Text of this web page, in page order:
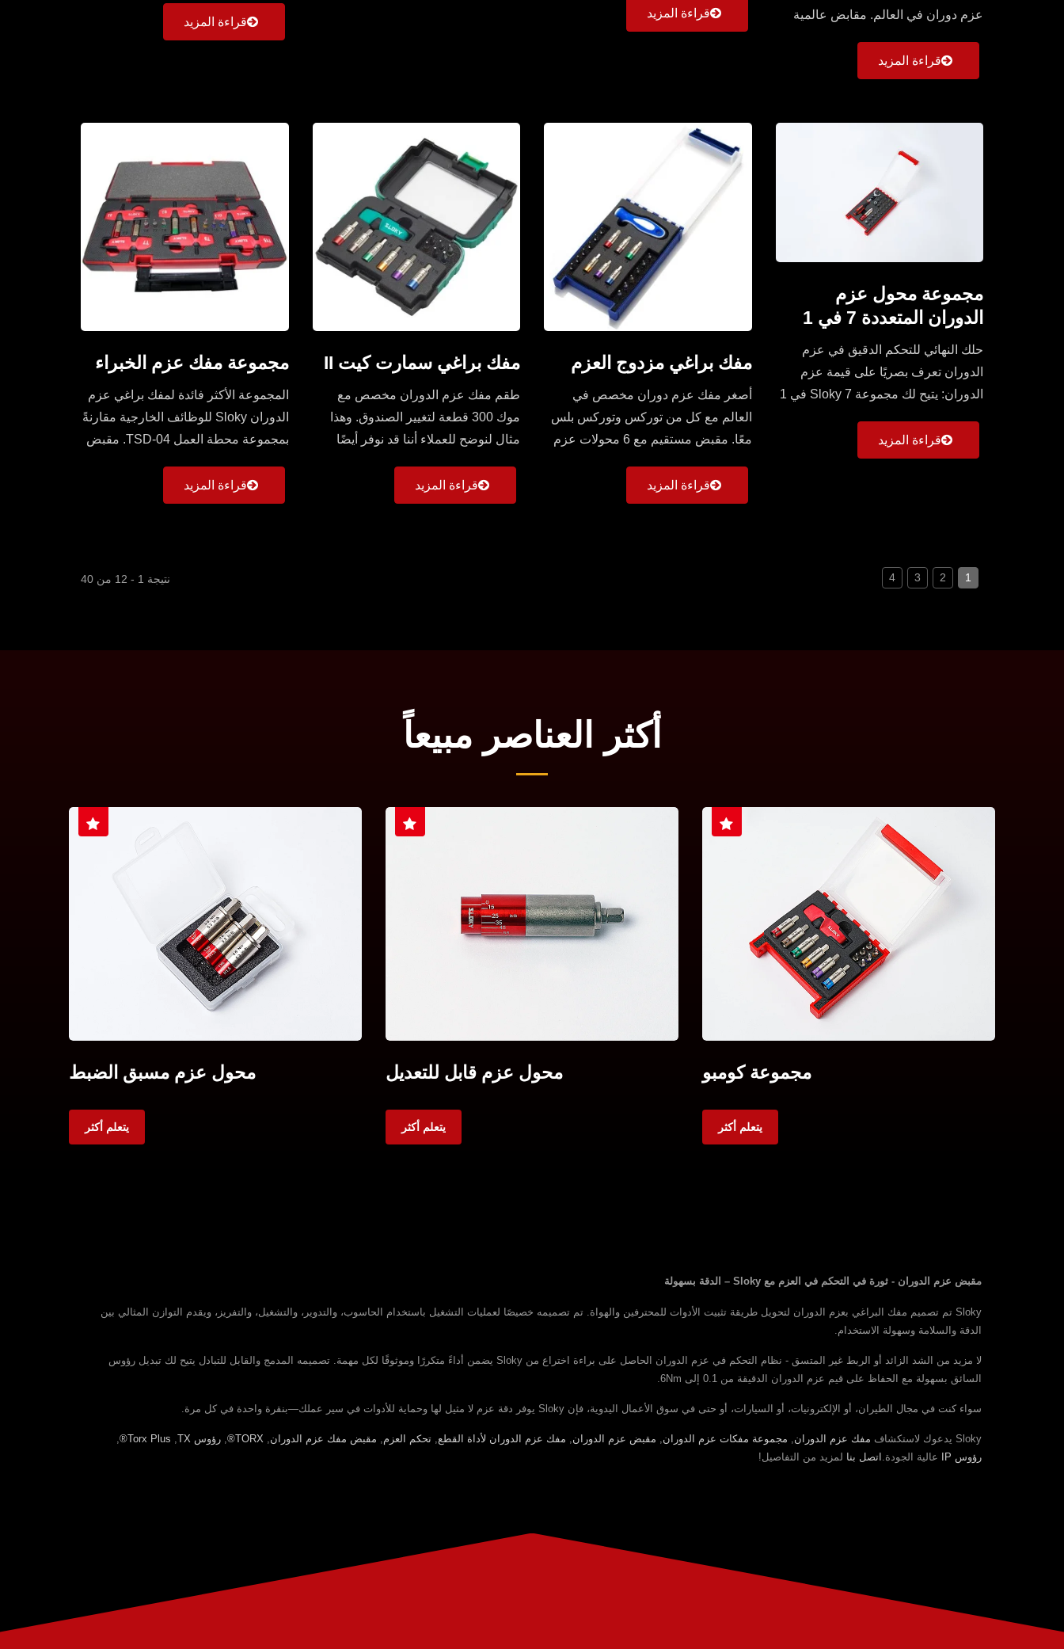
عزم دوران في العالم. مقابض عالمية
قراءة المزيد
قراءة المزيد
قراءة المزيد
مجموعة محول عزم
الدوران المتعددة 7 في 1
حلك النهائي للتحكم الدقيق في عزم
الدوران تعرف بصريًا على قيمة عزم
الدوران: يتيح لك مجموعة Sloky 7 في 1
قراءة المزيد
مفك براغي مزدوج العزم
أصغر مفك عزم دوران مخصص في
العالم مع كل من توركس وتوركس بلس
معًا. مقبض مستقيم مع 6 محولات عزم
قراءة المزيد
مفك براغي سمارت كيت II
طقم مفك عزم الدوران مخصص مع
موك 300 قطعة لتغيير الصندوق. وهذا
مثال لنوضح للعملاء أننا قد نوفر أيضًا
قراءة المزيد
مجموعة مفك عزم الخبراء
المجموعة الأكثر فائدة لمفك براغي عزم
الدوران Sloky للوظائف الخارجية مقارنةً
بمجموعة محطة العمل TSD-04. مقبض
قراءة المزيد
نتيجة 1 - 12 من 40 1
2
3
4
أكثر العناصر مبيعاً
محول عزم مسبق الضبط
يتعلم أكثر
محول عزم قابل للتعديل
يتعلم أكثر
مجموعة كومبو
يتعلم أكثر
مقبض عزم الدوران - ثورة في التحكم في العزم مع Sloky – الدقة بسهولة
Sloky تم تصميم مفك البراغي بعزم الدوران لتحويل طريقة تثبيت الأدوات للمحترفين والهواة. تم تصميمه خصيصًا لعمليات التشغيل باستخدام الحاسوب، والتدوير، والتشغيل، والتفريز، ويقدم التوازن المثالي بين
الدقة والسلامة وسهولة الاستخدام.
لا مزيد من الشد الزائد أو الربط غير المتسق - نظام التحكم في عزم الدوران الحاصل على براءة اختراع من Sloky يضمن أداءً متكررًا وموثوقًا لكل مهمة. تصميمه المدمج والقابل للتبادل يتيح لك تبديل رؤوس
السائق بسهولة مع الحفاظ على قيم عزم الدوران الدقيقة من 0.1 إلى 6Nm.
سواء كنت في مجال الطيران، أو الإلكترونيات، أو السيارات، أو حتى في سوق الأعمال اليدوية، فإن Sloky يوفر دقة عزم لا مثيل لها وحماية للأدوات في سير عملك—بنقرة واحدة في كل مرة.
Sloky يدعوك لاستكشاف مفك عزم الدوران مجموعة مفكات عزم الدوران مقبض عزم الدوران مفك عزم الدوران لأداة القطع تحكم العزم مقبض مفك عزم الدوران TORX® رؤوس TX Torx Plus®
رؤوس IP
عالية الجودة. اتصل بنا لمزيد من التفاصيل!